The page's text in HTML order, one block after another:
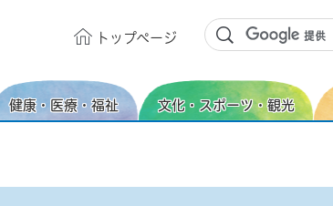
トップページ
健康・医療・福祉 文化・スポーツ・観光